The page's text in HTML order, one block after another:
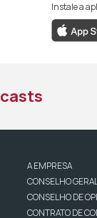
da RTP
dada
Instale a
A EMPRESA
CONSELHO
CONSELHO DE
CONTRATO DE